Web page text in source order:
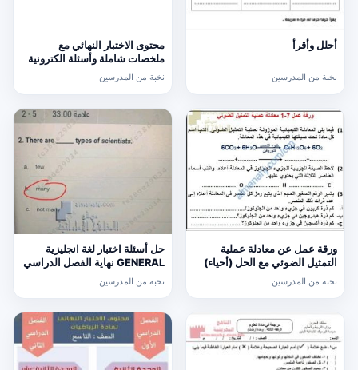
أحلل وأقرأ
نخبة من المدرسين
محتوى الاختبار النهائي مع
ملخصات شاملة وأسئلة الكترونية
امتحانية (اجتماعيات) السادس
نخبة من المدرسين
ورقة عمل عن معادلة عملية
التمثيل الضوئي مع الحل (أحياء)
نخبة من المدرسين
حل أسئلة اختبار لغة انجليزية
GENERAL نهاية الفصل الدراسي
الثالث, (لغة انجليزية) الخامس
نخبة من المدرسين